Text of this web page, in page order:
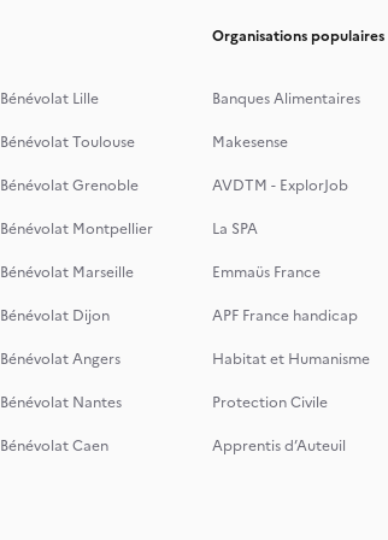
Bénévolat Lille
Bénévolat Toulouse
Bénévolat Grenoble
Bénévolat Montpellier
Bénévolat Marseille
Bénévolat Dijon
Bénévolat Angers
Bénévolat Nantes
Bénévolat Caen
Organisations populaires
Banques Alimentaires
Makesense
AVDTM - ExplorJob
La SPA
Emmaüs France
APF France handicap
Habitat et Humanisme
Protection Civile
Apprentis d’Auteuil